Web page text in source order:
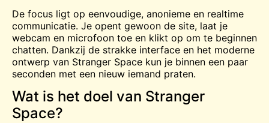
De focus ligt op eenvoudige, anonieme en realtime
communicatie. Je opent gewoon de site, laat je
webcam en microfoon toe en klikt op om te beginnen
chatten. Dankzij de strakke interface en het moderne
ontwerp van Stranger Space kun je binnen een paar
seconden met een nieuw iemand praten.
Wat is het doel van Stranger
Space?